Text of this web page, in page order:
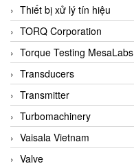
COMETECH VietNam
COMFILE Technology
Conch
Conductix/ WAMPFLER
Contrec
Contrinex
Control Solution Minesota
Copeland
Thiết bị xử lý tín hiệu
TORQ Corporation
Torque Testing MesaLabs
Transducers
Transmitter
Turbomachinery
Vaisala Vietnam
Valve